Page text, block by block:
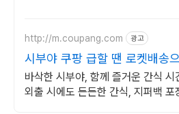
http://m.coupang.com 광고
시부야 쿠팡 급할 땐 로켓배송
바삭한 시부야, 함께 즐거운 간식
외출 시에도 든든한 간식, 지퍼백 포